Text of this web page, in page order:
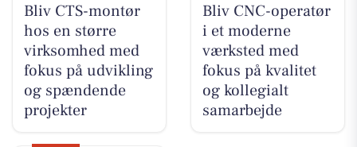
Bliv CTS-montør
hos en større
virksomhed med
fokus på udvikling
og spændende
projekter
Bliv CNC-operatør
i et moderne
værksted med
fokus på kvalitet
og kollegialt
samarbejde